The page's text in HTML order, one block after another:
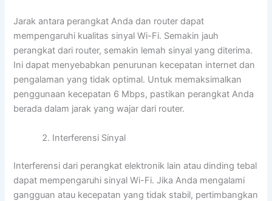
Jarak antara perangkat Anda dan router dapat
mempengaruhi kualitas sinyal Wi-Fi. Semakin jauh
perangkat dari router, semakin lemah sinyal yang diterima.
Ini dapat menyebabkan penurunan kecepatan internet dan
pengalaman yang tidak optimal. Untuk memaksimalkan
penggunaan kecepatan 6 Mbps, pastikan perangkat Anda
berada dalam jarak yang wajar dari router.
Interferensi Sinyal
Interferensi dari perangkat elektronik lain atau dinding tebal
dapat mempengaruhi sinyal Wi-Fi. Jika Anda mengalami
gangguan atau kecepatan yang tidak stabil, pertimbangkan